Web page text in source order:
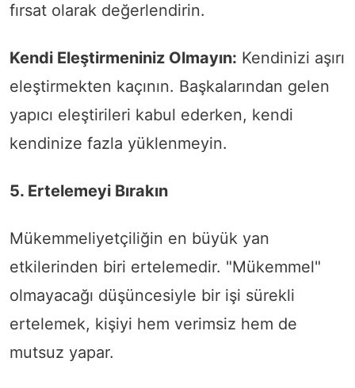
fırsat olarak değerlendirin.
Kendi Eleştirmeniniz Olmayın: Kendinizi aşırı
eleştirmekten kaçının. Başkalarından gelen
yapıcı eleştirileri kabul ederken, kendi
kendinize fazla yüklenmeyin.
5. Ertelemeyi Bırakın
Mükemmeliyetçiliğin en büyük yan
etkilerinden biri ertelemedir. "Mükemmel"
olmayacağı düşüncesiyle bir işi sürekli
ertelemek, kişiyi hem verimsiz hem de
mutsuz yapar.